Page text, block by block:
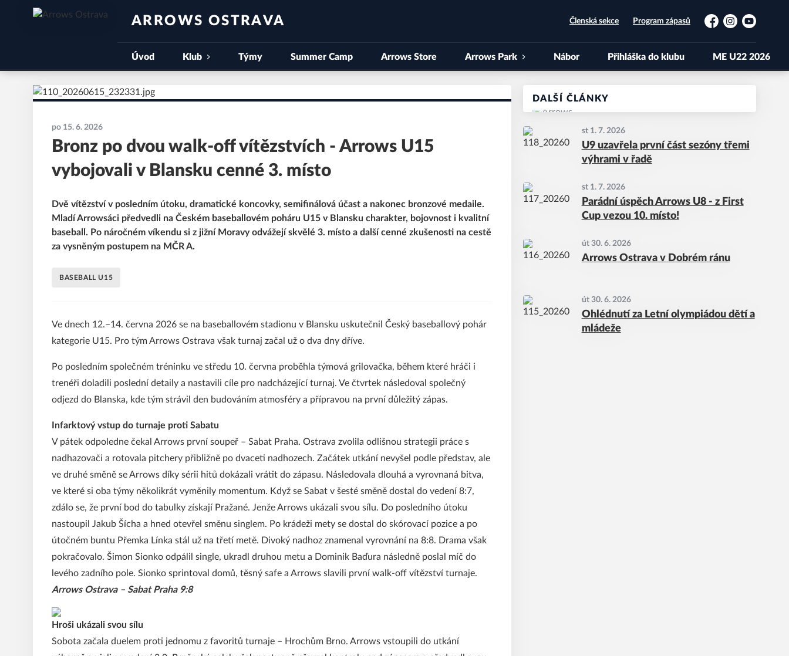
ARROWS OSTRAVA Členská sekce Program zápasů
FacebookInstagramYouTube
Úvod Klub Týmy Summer Camp Arrows Store Arrows Park Nábor Přihláška do klubu ME U22 2026
DALŠÍ ČLÁNKY
st 1. 7. 2026
U9 uzavřela první část sezóny třemi
výhrami v řadě
st 1. 7. 2026
Parádní úspěch Arrows U8 - z First
Cup vezou 10. místo!
út 30. 6. 2026
Arrows Ostrava v Dobrém ránu
út 30. 6. 2026
Ohlédnutí za Letní olympiádou dětí a
mládeže
po 15. 6. 2026
Bronz po dvou walk-off vítězstvích - Arrows U15
vybojovali v Blansku cenné 3. místo
Dvě vítězství v posledním útoku, dramatické koncovky, semifinálová účast a nakonec bronzové medaile.
Mladí Arrowsáci předvedli na Českém baseballovém poháru U15 v Blansku charakter, bojovnost i kvalitní
baseball. Po náročném víkendu si z jižní Moravy odvážejí skvělé 3. místo a další cenné zkušenosti na cestě
za vysněným postupem na MČR A.
BASEBALL U15
Ve dnech 12.–14. června 2026 se na baseballovém stadionu v Blansku uskutečnil Český baseballový pohár
kategorie U15. Pro tým Arrows Ostrava však turnaj začal už o dva dny dříve.
Po posledním společném tréninku ve středu 10. června proběhla týmová grilovačka, během které hráči i
trenéři doladili poslední detaily a nastavili cíle pro nadcházející turnaj. Ve čtvrtek následoval společný
odjezd do Blanska, kde tým strávil den budováním atmosféry a přípravou na první důležitý zápas.
Infarktový vstup do turnaje proti Sabatu
V pátek odpoledne čekal Arrows první soupeř – Sabat Praha. Ostrava zvolila odlišnou strategii práce s
nadhazovači a rotovala pitchery přibližně po dvaceti nadhozech. Začátek utkání nevyšel podle představ, ale
ve druhé směně se Arrows díky sérii hitů dokázali vrátit do zápasu. Následovala dlouhá a vyrovnaná bitva,
ve které si oba týmy několikrát vyměnily momentum. Když se Sabat v šesté směně dostal do vedení 8:7,
zdálo se, že první bod do tabulky získají Pražané. Jenže Arrows ukázali svou sílu. Do posledního útoku
nastoupil Jakub Šícha a hned otevřel směnu singlem. Po krádeži mety se dostal do skórovací pozice a po
útočném buntu Přemka Línka stál už na třetí metě. Divoký nadhoz znamenal vyrovnání na 8:8. Drama však
pokračovalo. Šimon Sionko odpálil single, ukradl druhou metu a Dominik Baďura následně poslal míč do
levého zadního pole. Sionko sprintoval domů, těsný safe a Arrows slavili první walk-off vítězství turnaje.
Arrows Ostrava – Sabat Praha 9:8
Hroši ukázali svou sílu
Sobota začala duelem proti jednomu z favoritů turnaje – Hrochům Brno. Arrows vstoupili do utkání